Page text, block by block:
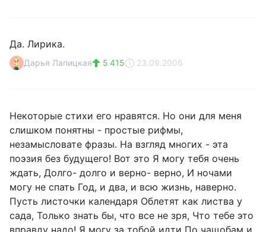
Да. Лирика.
Дарья Лапицкая 5 415 23.09.2006
Некоторые стихи его нравятся. Но они для меня
слишком понятны - простые рифмы,
незамысловате фразы. На взгляд многих - эта
поэзия без будущего! Вот это Я могу тебя очень
ждать, Долго- долго и верно- верно, И ночами
могу не спать Год, и два, и всю жизнь, наверно.
Пусть листочки календаря Облетят как листва у
сада, Только знать бы, что все не зря, Что тебе это
вправду надо! Я могу за тобой идти По чащобам и